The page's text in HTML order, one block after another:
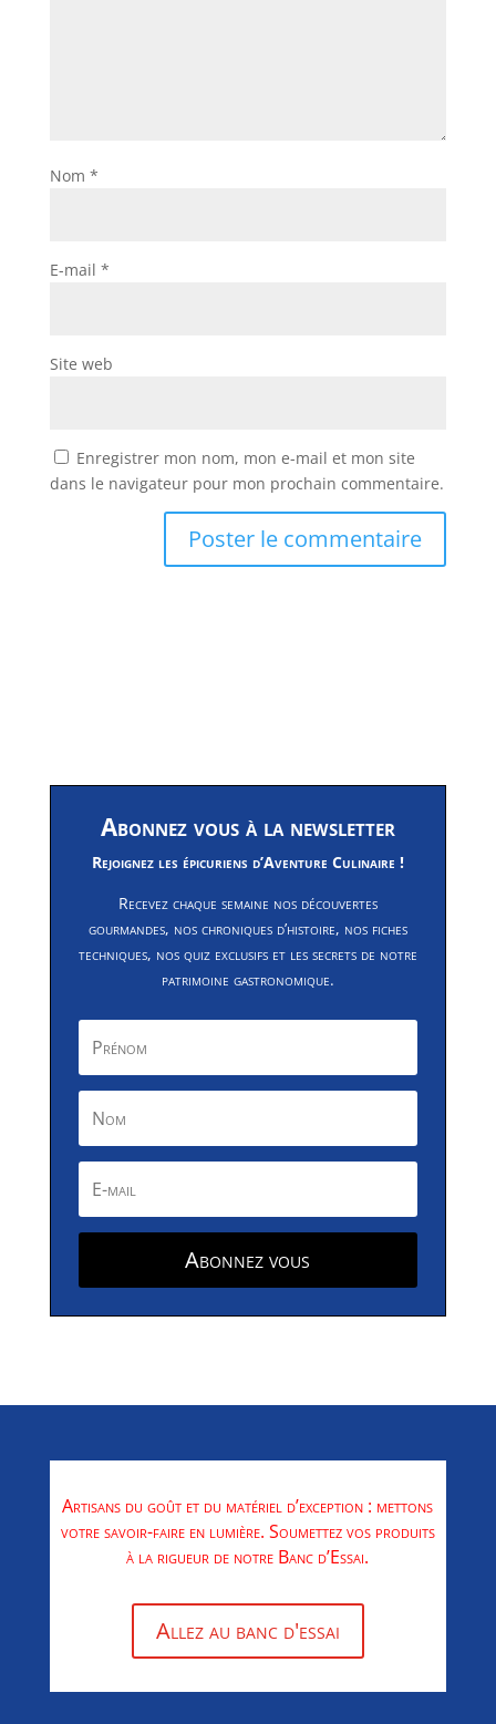
Nom *
E-mail *
Site web
Enregistrer mon nom, mon e-mail et mon site
dans le navigateur pour mon prochain commentaire.
Abonnez vous à la newsletter
Rejoignez les épicuriens d’Aventure Culinaire !
Recevez chaque semaine nos découvertes
gourmandes, nos chroniques d’histoire, nos fiches
techniques, nos quiz exclusifs et les secrets de notre
patrimoine gastronomique.
Abonnez vous
Artisans du goût et du matériel d’exception : mettons
votre savoir-faire en lumière. Soumettez vos produits
à la rigueur de notre Banc d’Essai.
Allez au banc d'essai